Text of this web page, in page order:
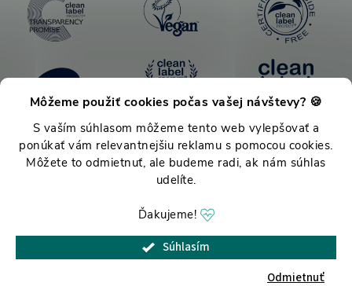
Môžeme použiť cookies počas vašej návštevy? 🍪
S vaším súhlasom môžeme tento web vylepšovať a
ponúkať vám relevantnejšiu reklamu s pomocou cookies.
Môžete to odmietnuť, ale budeme radi, ak nám súhlas
udelíte.
Ďakujeme!
Súhlasím
Odmietnuť
. Všetky práva vyhradené.
cookies